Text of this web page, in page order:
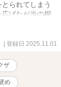
られてしまう
広げたが当の桐
と言を彼に返
かし花見川か
いることを選
に少し過激な
シーンには
| 登録日 2025.11.01
ザ
め